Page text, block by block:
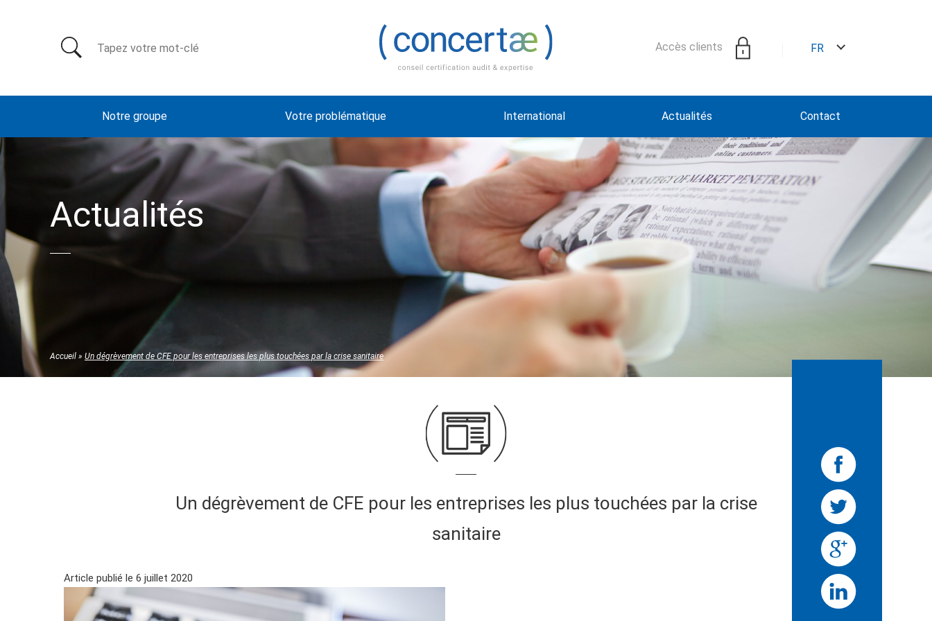
Rechercher: Accès clients FR
Notre groupe Votre problématique International Actualités Contact
Actualités
Accueil » Un dégrèvement de CFE pour les entreprises les plus touchées par la crise sanitaire
Un dégrèvement de CFE pour les entreprises les plus touchées par la crise
sanitaire
Article publié le 6 juillet 2020